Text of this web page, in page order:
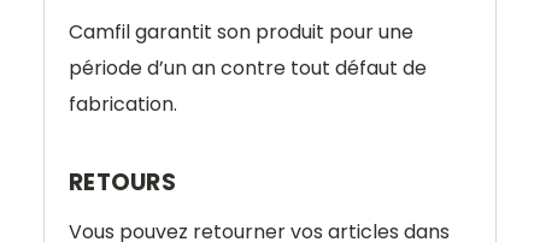
Camfil garantit son produit pour une
période d’un an contre tout défaut de
fabrication.
RETOURS
Vous pouvez retourner vos articles dans